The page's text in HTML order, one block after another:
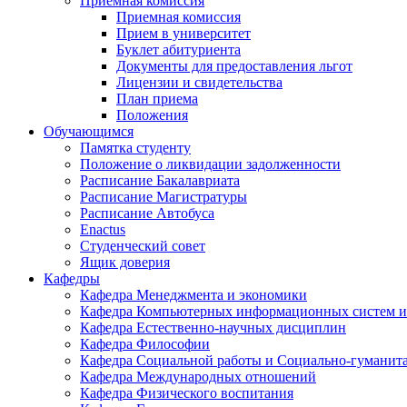
Приемная комиссия
Прием в университет
Буклет абитуриента
Документы для предоставления льгот
Лицензии и свидетельства
План приема
Положения
Обучающимся
Памятка студенту
Положение о ликвидации задолженности
Расписание Бакалавриата
Расписание Магистратуры
Расписание Автобуса
Enactus
Студенческий совет
Ящик доверия
Кафедры
Кафедра Менеджмента и экономики
Кафедра Компьютерных информационных систем и
Кафедра Естественно-научных дисциплин
Кафедра Философии
Кафедра Социальной работы и Социально-
Кафедра Международных отношений
Кафедра Физического воспитания